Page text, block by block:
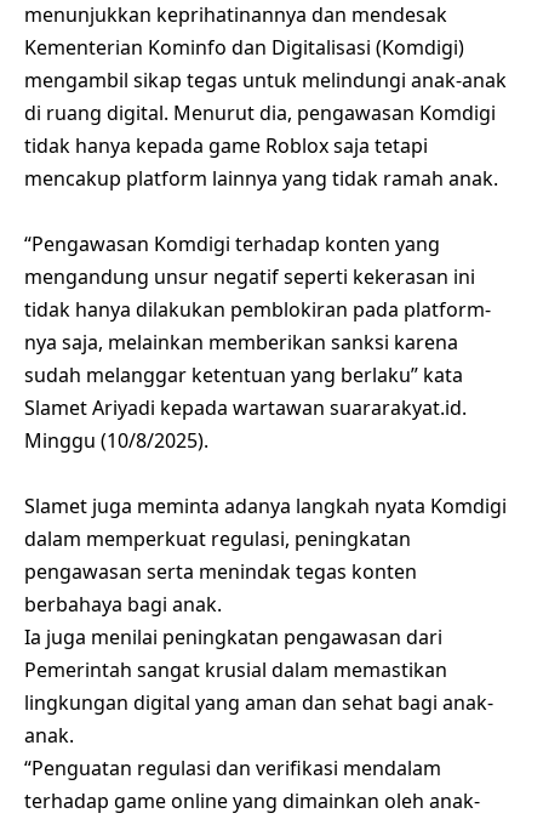
menunjukkan keprihatinannya dan mendesak
Kementerian Kominfo dan Digitalisasi (Komdigi)
mengambil sikap tegas untuk melindungi anak-anak
di ruang digital. Menurut dia, pengawasan Komdigi
tidak hanya kepada game Roblox saja tetapi
mencakup platform lainnya yang tidak ramah anak.
“Pengawasan Komdigi terhadap konten yang
mengandung unsur negatif seperti kekerasan ini
tidak hanya dilakukan pemblokiran pada platform-
nya saja, melainkan memberikan sanksi karena
sudah melanggar ketentuan yang berlaku” kata
Slamet Ariyadi kepada wartawan suararakyat.id.
Minggu (10/8/2025).
Slamet juga meminta adanya langkah nyata Komdigi
dalam memperkuat regulasi, peningkatan
pengawasan serta menindak tegas konten
berbahaya bagi anak.
Ia juga menilai peningkatan pengawasan dari
Pemerintah sangat krusial dalam memastikan
lingkungan digital yang aman dan sehat bagi anak-
anak.
“Penguatan regulasi dan verifikasi mendalam
terhadap game online yang dimainkan oleh anak-